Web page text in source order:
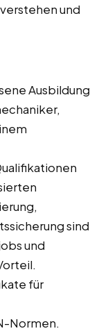
und
Ausbildung
sind
und
für
Normen.